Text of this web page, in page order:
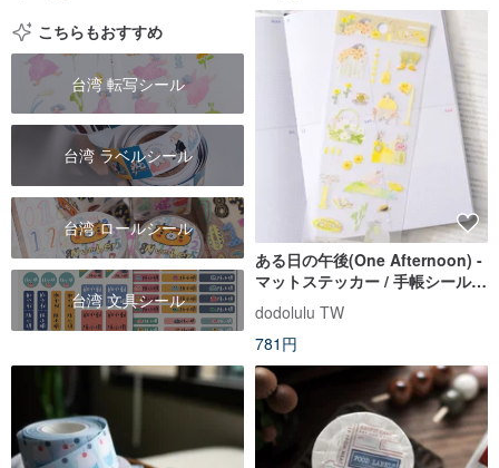
こちらもおすすめ
台湾 転写シール
台湾 ラベルシール
台湾 ロールシール
台湾 文具シール
ある日の午後(One Afternoon) -
マットステッカー / 手帳シール |
女の子イラスト
dodolulu TW
781円